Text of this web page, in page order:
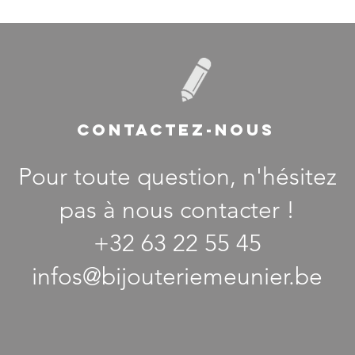
CONTACTEZ-NOUS
Pour toute question, n'hésitez
pas à nous contacter !
+32 63 22 55 45
infos@bijouteriemeunier.be